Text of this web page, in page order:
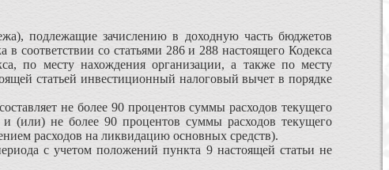
подлежащие зачислению в доходную часть бюджетов
соответствии со статьями 286 и 288 настоящего Кодекса
по месту нахождения организации, а также по месту
статьей инвестиционный налоговый вычет в порядке
не более 90 процентов суммы расходов текущего
(или) не более 90 процентов суммы расходов текущего
расходов на ликвидацию основных средств).
с учетом положений пункта 9 настоящей статьи не